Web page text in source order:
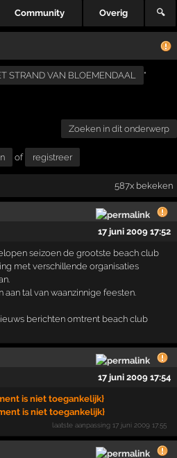
Community Overig 🔍
STRAND VAN BLOEMENDAAL "
Zoeken in dit onderwerp
of registreer
587x bekeken
17 juni 2009 17:52
seizoen de grootste beach club
met verschillende organisaties
tal van waanzinnige feesten.
berichten omtrent beach club
17 juni 2009 17:54
is niet toegankelijk}
is niet toegankelijk}
laatste aanpassing17 juni 2009 17:55